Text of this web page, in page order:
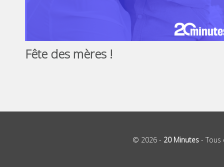
Fête des mères !
© 2026 - 20 Minutes -